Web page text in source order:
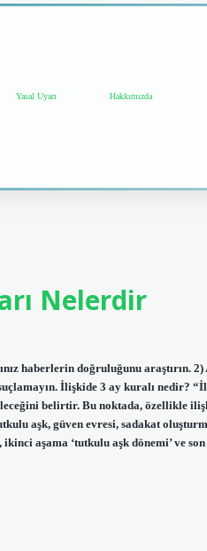
Yasal Uyarı Hakkımızda
Nelerdir
haberlerin doğruluğunu araştırın.
İlişkide 3 ay kuralı nedir?
belirtir. Bu noktada, özellikle
aşk, güven evresi, sadakat
ikinci aşama ‘tutkulu aşk dönemi’ ve